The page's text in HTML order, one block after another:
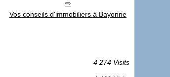
Vos conseils d'immobiliers à Bayonne
4 274 Visits